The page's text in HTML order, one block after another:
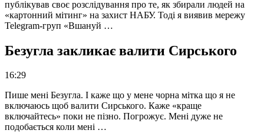
публікував своє розслідування про те, як збирали людей на
«картонний мітинг» на захист НАБУ. Тоді я виявив мережу
Telegram-груп «Вшануй …
Безугла закликає валити Сирського
16:29
Пише мені Безугла. І каже що у мене чорна мітка що я не
включаюсь щоб валити Сирського. Каже «краще
включайтесь» поки не пізно. Погрожує. Мені дуже не
подобається коли мені …